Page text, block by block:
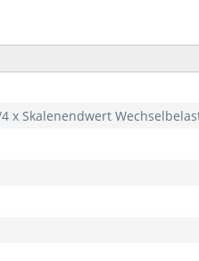
x Skalenendwert